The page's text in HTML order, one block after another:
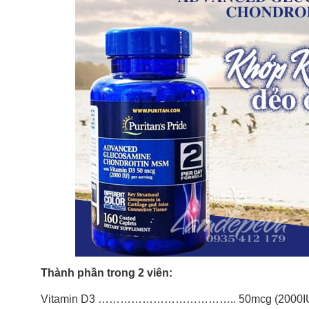
Thành phần trong 2 viên:
Vitamin D3 ……………………………….. 50mcg